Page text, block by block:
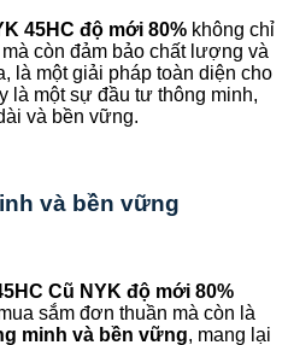
45HC độ mới 80% không chỉ
còn đảm bảo chất lượng và
là một giải pháp toàn diện cho
là một sự đầu tư thông minh,
và bền vững.
và bền vững
Cũ NYK độ mới 80%
sắm đơn thuần mà còn là
minh và bền vững, mang lại